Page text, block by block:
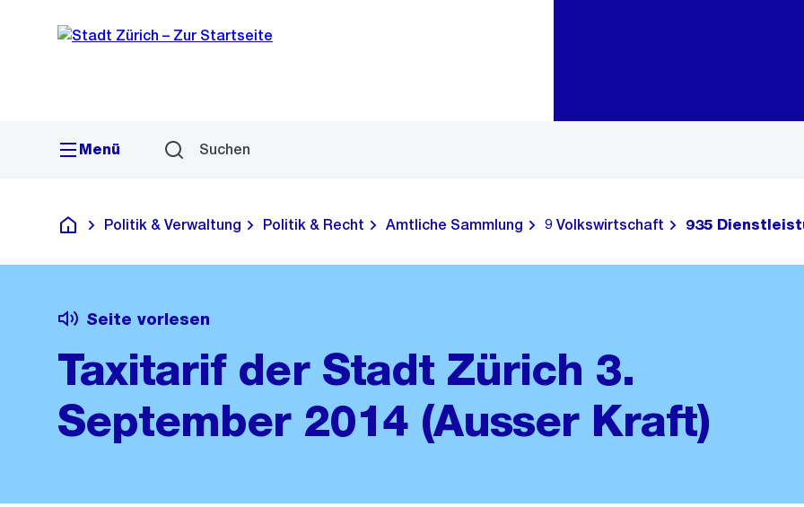
Navigation
Sprunglink
Menü Suchen
Deutsch
Politik & Verwaltung Politik & Recht Amtliche Sammlung 9 Volkswirtschaft 935
Seite vorlesen
Taxitarif der Stadt Zürich 3.
September 2014 (Ausser Kraft)